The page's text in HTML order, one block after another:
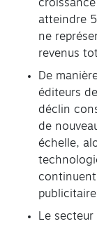
atteindre
ne
revenus
De
éditeurs
déclin
de
échelle,
continuent
Le